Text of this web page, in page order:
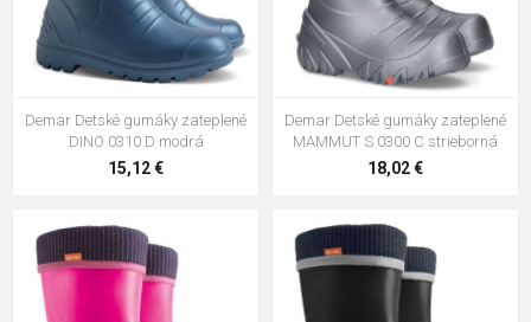
Demar Detské gumáky zateplené
DINO 0310 D modrá
15,12 €
Demar Detské gumáky zateplené
MAMMUT S 0300 C strieborná
18,02 €